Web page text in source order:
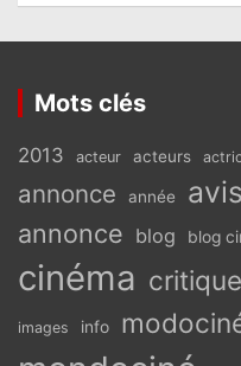
Mots clés
2013 acteur acteurs
annonce année avis
annonce blog blog
cinéma critique
images info